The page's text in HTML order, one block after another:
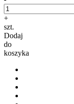
+
szt.
Dodaj
do
koszyka